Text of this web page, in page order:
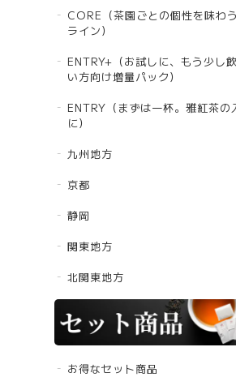
CORE（茶園ごとの個性を味わ
ライン）
ENTRY+（お試しに、もう少し
い方向け増量パック）
ENTRY（まずは一杯。雅紅茶の
に）
九州地方
京都
静岡
関東地方
北関東地方
お得なセット商品